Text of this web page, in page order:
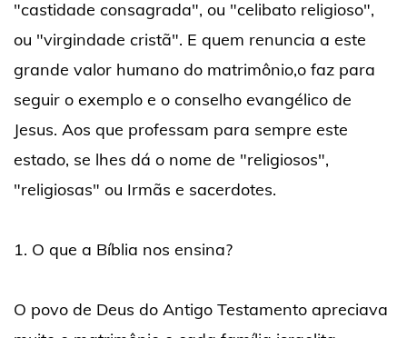
"castidade consagrada", ou "celibato religioso",
ou "virgindade cristã". E quem renuncia a este
grande valor humano do matrimônio,o faz para
seguir o exemplo e o conselho evangélico de
Jesus. Aos que professam para sempre este
estado, se lhes dá o nome de "religiosos",
"religiosas" ou Irmãs e sacerdotes.
1. O que a Bíblia nos ensina?
O povo de Deus do Antigo Testamento apreciava